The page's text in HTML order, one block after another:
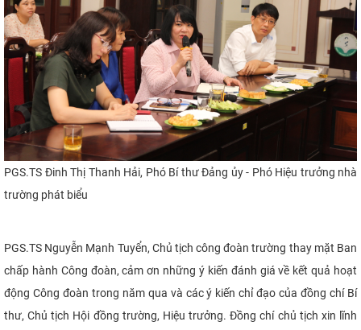
PGS.TS Đinh Thị Thanh Hải, Phó Bí thư Đảng ủy - Phó Hiệu trưởng nhà
trường phát biểu
PGS.TS Nguyễn Mạnh Tuyển, Chủ tịch công đoàn trường thay mặt Ban
chấp hành Công đoàn, cảm ơn những ý kiến đánh giá về kết quả hoạt
động Công đoàn trong năm qua và các ý kiến chỉ đạo của đồng chí Bí
thư, Chủ tịch Hội đồng trường, Hiệu trưởng. Đồng chí chủ tịch xin lĩnh